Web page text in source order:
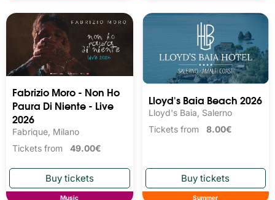
Fabrizio Moro - Non Ho
Paura Di Niente - Live
2026
Fabrique, Milano
Tickets from 49.00€
Music
Lloyd's Baia Beach 2026
Lloyd's Baia, Salerno
Tickets from 8.00€
Summer